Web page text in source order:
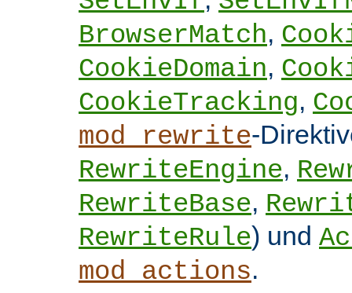
BrowserMatch,
CookieDomain,
CookieTracking,
mod_rewrite-
RewriteEngine,
RewriteBase,
RewriteRule) und
mod_actions.